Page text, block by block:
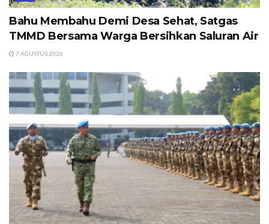
Bahu Membahu Demi Desa Sehat, Satgas
TMMD Bersama Warga Bersihkan Saluran Air
7 AGUSTUS 2026